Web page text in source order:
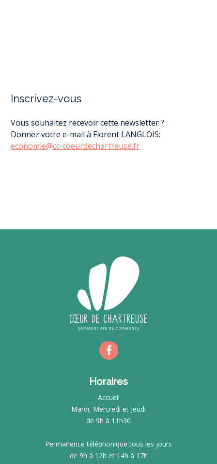
Inscrivez-vous
Vous souhaitez recevoir cette newsletter ?
Donnez votre e-mail à Florent LANGLOIS:
economie@cc-coeurdechartreuse.fr
Horaires
Accueil
Mardi, Mercredi et Jeudi
de 9h à 11h30
Permanence téléphonique tous les jours
de 9h à 12h et 14h à 17h